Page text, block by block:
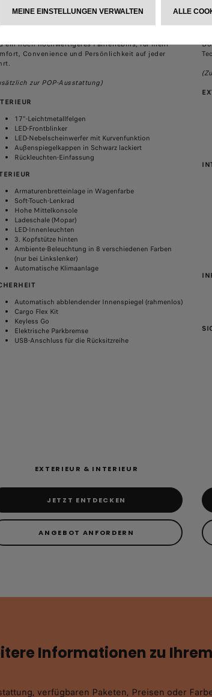
Schritt nach vorn in Technologie und Raffinesse.
ein noch hochwertigeres Fahrerlebnis, für mehr
Convenience und Persönlichkeit auf jeder
zur POP-Ausstattung)
17"-Leichtmetallfelgen
LED-Frontblinker
LED-Nebelscheinwerfer mit Kurvenfunktion
Außenspiegelkappen in Schwarz lackiert
Rückleuchten-Einfassung
Armaturenbretteinlage in Wagenfarbe
Soft-Touch-Lenkrad
Hohe Mittelkonsole
Ladeschale (Mopar)
LED-Innenleuchten
3. Kopfstütze hinten
Ambiente-Beleuchtung in 8 verschiedenen Farben
(nur bei Linkslenker)
Automatische Klimaanlage
Automatisch abblendender Innenspiegel (rahmenlos)
Cargo Flex Kit
Keyless Go
Elektrische Parkbremse
USB-Anschluss für die Rücksitzreihe
EXTERIEUR & INTERIEUR
JETZT ENTDECKEN
ANGEBOT ANFORDERN
Informationen zu
verfügbaren Paketen, Preisen oder
MEINE EINSTELLUNGEN VERWALTEN ALLE